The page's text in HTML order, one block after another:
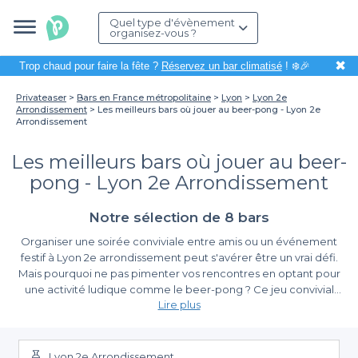
Quel type d'évènement
organisez-vous ?
Trop chaud pour faire la fête ? Réservez un bar climatisé! ❄️🎉 ✖
Privateaser Bars en France métropolitaine Lyon
Lyon 2e
Arrondissement
Les meilleurs bars où jouer au beer-pong - Lyon 2e
Arrondissement
Les meilleurs bars où jouer au beer-
pong - Lyon 2e Arrondissement
Notre sélection de 8 bars
Organiser une soirée conviviale entre amis ou un événement
festif à Lyon 2e arrondissement peut s'avérer être un vrai défi.
Mais pourquoi ne pas pimenter vos rencontres en optant pour
une activité ludique comme le beer-pong ? Ce jeu convivial
permet de rassembler vos proches autour d'un moment de
boissons. Grâce à Privateaser, nous mettons à votre disposition
une sélection de bars spécialement conçus pour le beer-pong,
La simplicité de réservation avec Privateaser
Lire plus